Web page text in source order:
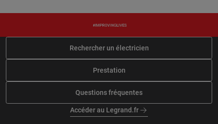
GONDECOURT
38 rue du meunier, 59390 LYS LES
LANNOY
Rechercher un électricien
Prestation
Questions fréquentes
Accéder au Legrand.fr